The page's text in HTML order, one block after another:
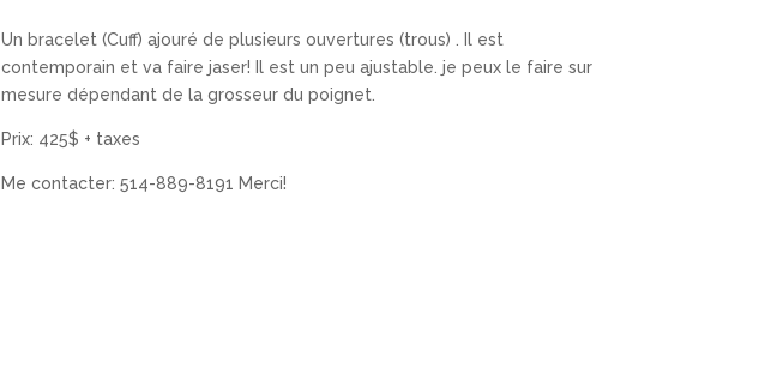
Un bracelet (Cuff) ajouré de plusieurs ouvertures (trous) . Il est
contemporain et va faire jaser! Il est un peu ajustable. je peux le faire sur
mesure dépendant de la grosseur du poignet.
Prix: 425$ + taxes
Me contacter: 514-889-8191 Merci!